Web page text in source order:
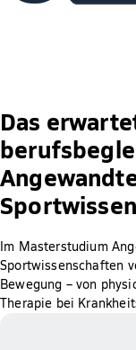
Das
Im Masterstudium
Sportwissenschaften
Bewegung – von
Therapie bei